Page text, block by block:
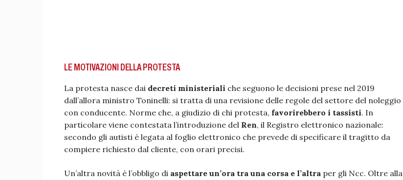
LE MOTIVAZIONI DELLA PROTESTA
La protesta nasce dai decreti ministeriali che seguono le decisioni prese nel 2019
dall’allora ministro Toninelli: si tratta di una revisione delle regole del settore del noleggio
con conducente. Norme che, a giudizio di chi protesta, favorirebbero i tassisti. In
particolare viene contestata l’introduzione del Ren, il Registro elettronico nazionale:
secondo gli autisti è legata al foglio elettronico che prevede di specificare il tragitto da
compiere richiesto dal cliente, con orari precisi.
Un’altra novità è l’obbligo di aspettare un’ora tra una corsa e l’altra per gli Ncc. Oltre alla